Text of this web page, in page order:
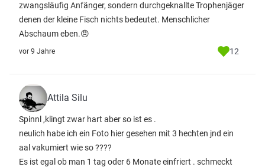
zwangsläufig Anfänger, sondern durchgeknallte Trophenjäger
denen der kleine Fisch nichts bedeutet. Menschlicher
Abschaum eben.😠
vor 9 Jahre 12
Attila Silu
Spinnl ,klingt zwar hart aber so ist es .
neulich habe ich ein Foto hier gesehen mit 3 hechten jnd ein
aal vakumiert wie so ????
Es ist egal ob man 1 tag oder 6 Monate einfriert . schmeckt